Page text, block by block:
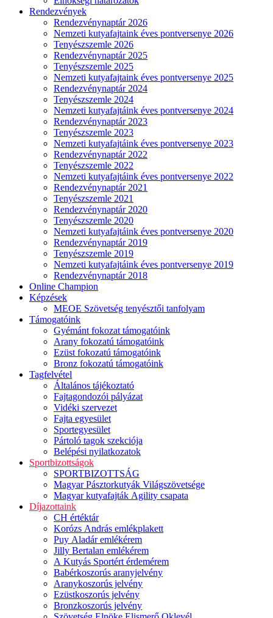
Rendezvények
Rendezvénynaptár 2026
Nemzeti kutyafajtaink éves pontversenye 2026
Tenyészszemle 2026
Rendezvénynaptár 2025
Tenyészszemle 2025
Nemzeti kutyafajtaink éves pontversenye 2025
Rendezvénynaptár 2024
Tenyészszemle 2024
Nemzeti kutyafajtáink éves pontversenye 2024
Rendezvénynaptár 2023
Tenyészszemle 2023
Nemzeti kutyafajtáink éves pontversenye 2023
Rendezvénynaptár 2022
Tenyészszemle 2022
Nemzeti kutyafajtáink éves pontversenye 2022
Rendezvénynaptár 2021
Tenyészszemle 2021
Rendezvénynaptár 2020
Tenyészszemle 2020
Nemzeti kutyafajtáink éves pontversenye 2020
Rendezvénynaptár 2019
Tenyészszemle 2019
Nemzeti kutyafajtáink éves pontversenye 2019
Rendezvénynaptár 2018
Online Champion
Képzések
MEOE Szövetség tenyésztői tanfolyam
Támogatóink
Gyémánt fokozat támogatóink
Arany fokozatú támogatóink
Ezüst fokozatú támogatóink
Bronz fokozatú támogatóink
Tagfelvétel
Általános tájékoztató
Fajtagondozói pályázat
Vidéki szervezet
Fajta egyesület
Sportegyesület
Pártoló tagok szekciója
Belépési nyilatkozatok
Sportbizottságok
SPORTBIZOTTSÁG
Magyar Pásztorkutyák Világszövetsége
Magyar kutyafajták Agility csapata
Díjazottaink
CH értéktár
Korózs András emlékplakett
Puy Aladár emlékérem
Jilly Bertalan emlékérem
A Kutyás Sportért érdemérem
Babérkoszorús aranyjelvény
Aranykoszorús jelvény
Ezüstkoszorús jelvény
Bronzkoszorús jelvény